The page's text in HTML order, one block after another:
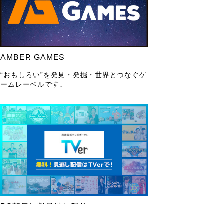
AMBER GAMES
“おもしろい”を発見・発掘・世界とつなぐゲ
ームレーベルです。